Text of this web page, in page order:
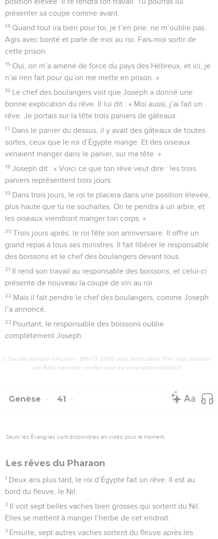
présenter sa coupe comme avant.
14 Quand tout ira bien pour toi, je t’en prie, ne m’oublie pas.
Agis avec bonté et parle de moi au roi. Fais-moi sortir de
cette prison.
15 Oui, on m’a amené de force du pays des Hébreux, et ici, je
n’ai rien fait pour qu’on me mette en prison. »
16 Le chef des boulangers voit que Joseph a donné une
bonne explication du rêve. Il lui dit : « Moi aussi, j’ai fait un
rêve. Je portais sur la tête trois paniers de gâteaux.
17 Dans le panier du dessus, il y avait des gâteaux de toutes
sortes, ceux que le roi d’Égypte mange. Et des oiseaux
venaient manger dans le panier, sur ma tête. »
18 Joseph dit : « Voici ce que ton rêve veut dire : les trois
paniers représentent trois jours.
19 Dans trois jours, le roi te placera dans une position élevée,
plus haute que tu ne souhaites. On te pendra à un arbre, et
les oiseaux viendront manger ton corps. »
20 Trois jours après, le roi fête son anniversaire. Il offre un
grand repas à tous ses ministres. Il fait libérer le responsable
des boissons et le chef des boulangers devant tous.
21 Il rend son travail au responsable des boissons, et celui-ci
présente de nouveau la coupe de vin au roi.
22 Mais il fait pendre le chef des boulangers, comme Joseph
l’a annoncé.
23 Pourtant, le responsable des boissons oublie
complètement Joseph.
© Société biblique française – Bibli’O, 2000, avec autorisation. Pour vous procurer
une Bible imprimée, rendez-vous sur www.editionsbiblio.fr
Genèse 41
Seuls les Évangiles sont disponibles en vidéo pour le moment.
Les rêves du Pharaon
1 Deux ans plus tard, le roi d’Égypte fait un rêve. Il est au
bord du fleuve, le Nil.
2 Il voit sept belles vaches bien grosses qui sortent du Nil.
Elles se mettent à manger l’herbe de cet endroit.
3 Ensuite, sept autres vaches sortent du fleuve après les